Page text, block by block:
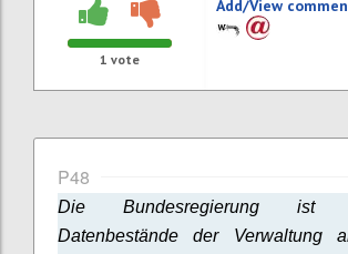
1 vote
Add/View
P48
Die Bundesregierung ist
Datenbestände der Verwaltung